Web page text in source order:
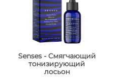
Senses - Смягчающий
тонизирующий
лосьон